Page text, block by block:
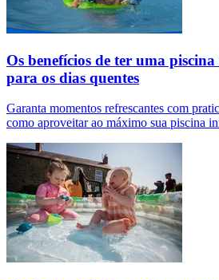
Os benefícios de ter uma
para os dias quentes
Garanta momentos refrescantes com
como aproveitar ao máximo sua piscina